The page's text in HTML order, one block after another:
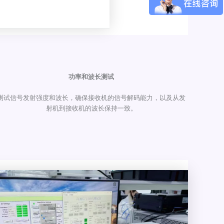
功率和波长测试
试信号发射强度和波长，确保接收机的信号解码能力，以及从发
射机到接收机的波长保持一致。